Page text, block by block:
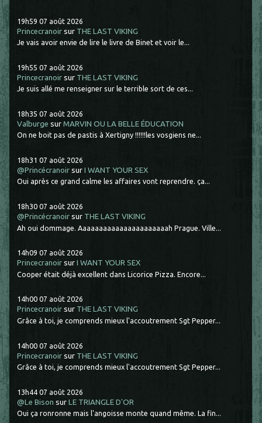
19h59 07 août 2026
Princecranoir sur THE LAST VIKING
Je vais avoir envie de lire le livre de Binet et voir le...
19h55 07 août 2026
Princecranoir sur THE LAST VIKING
Je suis allé me renseigner sur le terrible sort de ces...
18h35 07 août 2026
Valburge surMARVIN OU LA BELLE ÉDUCATION
On ne boit pas de pastis à Xertigny !!!!!!les vosgiens ne...
18h31 07 août 2026
@Princécranoir surI WANT YOUR SEX
Oui après ce grand calme les affaires vont reprendre. ça...
18h30 07 août 2026
@Princécranoir sur THE LAST VIKING
Ah oui dommage. Aaaaaaaaaaaaaaaaaaaaaah Prague. Ville...
14h09 07 août 2026
Princecranoir surI WANT YOUR SEX
Cooper était déjà excellent dans Licorice Pizza. Encore...
14h00 07 août 2026
Princecranoir sur THE LAST VIKING
Grâce à toi, je comprends mieux l'accoutrement Sgt Pepper...
14h00 07 août 2026
Princecranoir sur THE LAST VIKING
Grâce à toi, je comprends mieux l'accoutrement Sgt Pepper...
13h44 07 août 2026
@Le Bison surLE TRIANGLE D'OR
Oui ça ronronne mais l'angoisse monte quand même. La fin...